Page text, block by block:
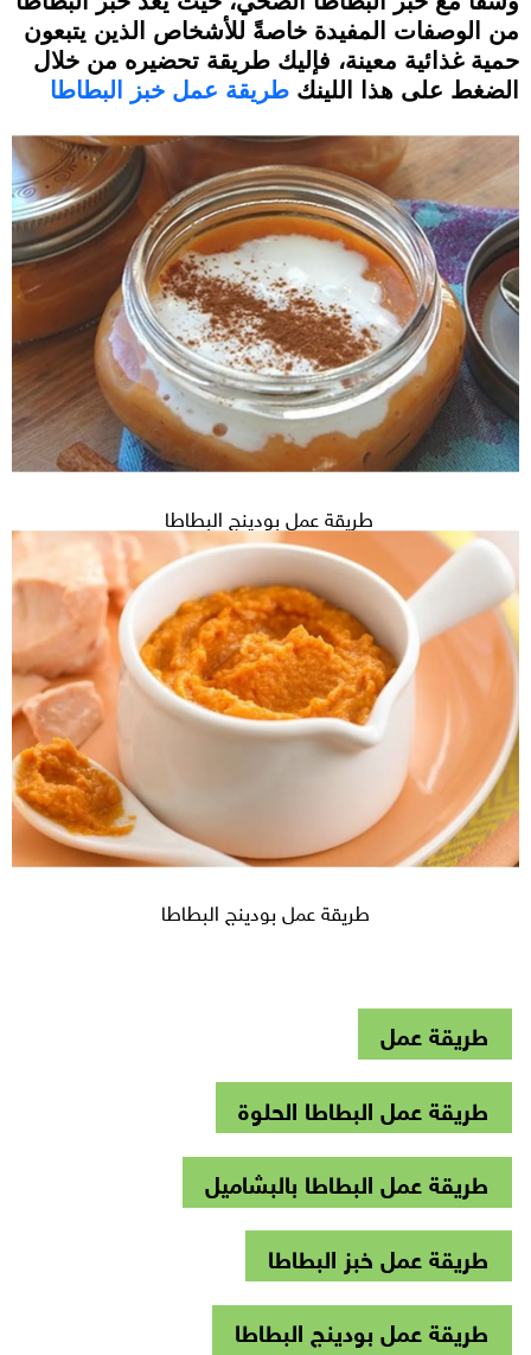
من الوصفات المفيدة خاصةً للأشخاص الذين يتبعون
حمية غذائية معينة، فإليك طريقة تحضيره من خلال
الضغط على هذا اللينك طريقة عمل خبز البطاطا
طريقة عمل بودينج البطاطا
طريقة عمل بودينج البطاطا
طريقة عمل
طريقة عمل البطاطا الحلوة
طريقة عمل البطاطا بالبشاميل
طريقة عمل خبز البطاطا
طريقة عمل بودينج البطاطا